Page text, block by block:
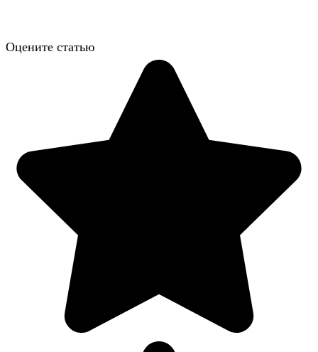
Оцените статью